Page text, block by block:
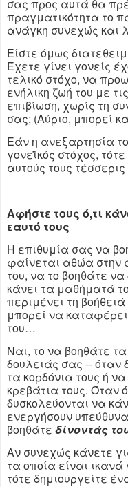
σας προς αυτά θα
πραγματικότητα το
ανάγκη συνεχώς και
Είστε όμως
Έχετε γίνει γονείς
τελικό στόχο, να
ενήλικη ζωή του με
επιβίωση, χωρίς τη
σας; (Αύριο, μπορεί
Εάν η ανεξαρτησία
γονεϊκός στόχος,
αυτούς τους τέσσερις
Αφήστε τους ό,τι
εαυτό τους
Η επιθυμία σας να
φαίνεται αθώα στην
του, να το βοηθάτε
κάνει τα μαθήματά
περιμένει τη
μπορεί να
του…
Ναι, το να βοηθάτε
δουλειάς σας -- όταν
τα κορδόνια τους ή
κρεβάτια τους. Όταν
δυσκολεύονται να
ενεργήσουν
βοηθάτε δίνοντάς
Αν συνεχώς κάνετε
τα οποία είναι
τότε δημιουργείτε